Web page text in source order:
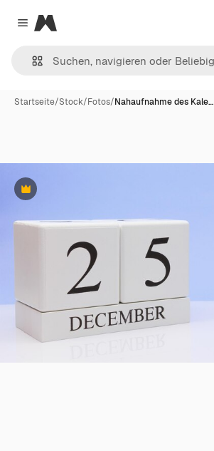
Close menu
Magnific
Startseite/Stock/Fotos/Nahaufnahme des Kale…
Premium